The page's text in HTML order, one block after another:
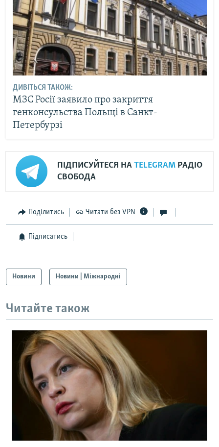
ДИВІТЬСЯ ТАКОЖ:
МЗС Росії заявило про закриття
генконсульства Польщі в Санкт-
Петербурзі
ПІДПИСУЙТЕСЯ НА TELEGRAM РАДІО
СВОБОДА
Поділитись Читати без VPN
Підписатись
Новини Новини | Міжнародні
Читайте також